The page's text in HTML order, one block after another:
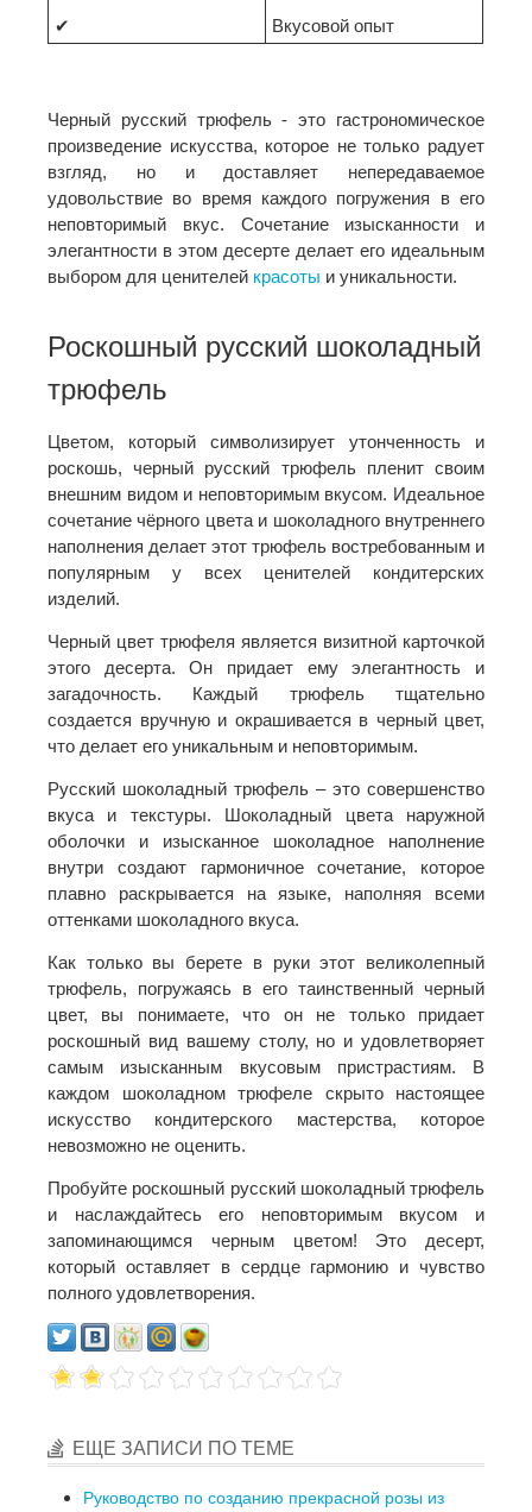
✔ Вкусовой опыт
Черный русский трюфель - это гастрономическое
произведение искусства, которое не только радует
взгляд, но и доставляет непередаваемое
удовольствие во время каждого погружения в его
неповторимый вкус. Сочетание изысканности и
элегантности в этом десерте делает его идеальным
выбором для ценителей красоты и уникальности.
Роскошный русский шоколадный
трюфель
Цветом, который символизирует утонченность и
роскошь, черный русский трюфель пленит своим
внешним видом и неповторимым вкусом. Идеальное
сочетание чёрного цвета и шоколадного внутреннего
наполнения делает этот трюфель востребованным и
популярным у всех ценителей кондитерских
изделий.
Черный цвет трюфеля является визитной карточкой
этого десерта. Он придает ему элегантность и
загадочность. Каждый трюфель тщательно
создается вручную и окрашивается в черный цвет,
что делает его уникальным и неповторимым.
Русский шоколадный трюфель – это совершенство
вкуса и текстуры. Шоколадный цвета наружной
оболочки и изысканное шоколадное наполнение
внутри создают гармоничное сочетание, которое
плавно раскрывается на языке, наполняя всеми
оттенками шоколадного вкуса.
Как только вы берете в руки этот великолепный
трюфель, погружаясь в его таинственный черный
цвет, вы понимаете, что он не только придает
роскошный вид вашему столу, но и удовлетворяет
самым изысканным вкусовым пристрастиям. В
каждом шоколадном трюфеле скрыто настоящее
искусство кондитерского мастерства, которое
невозможно не оценить.
Пробуйте роскошный русский шоколадный трюфель
и наслаждайтесь его неповторимым вкусом и
запоминающимся черным цветом! Это десерт,
который оставляет в сердце гармонию и чувство
полного удовлетворения.
ЕЩЕ ЗАПИСИ ПО ТЕМЕ
Руководство по созданию прекрасной розы из